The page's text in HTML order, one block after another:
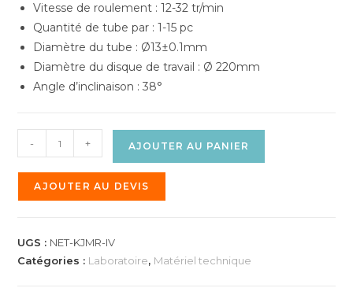
Vitesse de roulement : 12-32 tr/min
Quantité de tube par : 1-15 pc
Diamètre du tube : Ø13±0.1mm
Diamètre du disque de travail : Ø 220mm
Angle d’inclinaison : 38°
- + AJOUTER AU PANIER
AJOUTER AU DEVIS
UGS : NET-KJMR-IV
Catégories : Laboratoire, Matériel technique